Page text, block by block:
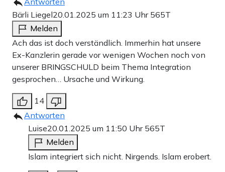
Bärli Liegel20.01.2025 um 11:23 Uhr 565T
Melden
Ach das ist doch verständlich. Immerhin hat unsere
Ex-Kanzlerin gerade vor wenigen Wochen noch von
unserer BRINGSCHULD beim Thema Integration
gesprochen… Ursache und Wirkung.
14
Antworten
Luise20.01.2025 um 11:50 Uhr 565T
Melden
Islam integriert sich nicht. Nirgends. Islam erobert.